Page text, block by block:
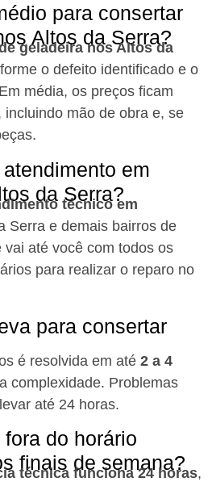
para consertar
Altos da Serra?
geladeira nos Altos da
o defeito identificado e o
média, os preços ficam
incluindo mão de obra e, se
em
da Serra?
técnico em
Serra e demais bairros de
até você com todos os
para realizar o reparo no
para consertar
é resolvida em até 2 a 4
complexidade. Problemas
até 24 horas.
do horário
finais de semana?
técnica funciona 24 horas,